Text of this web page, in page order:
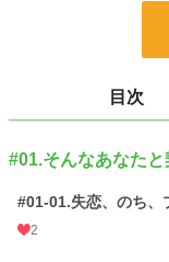
前戯のみ（多いです）の
■『なかがき』『あとがき
ス』で全く同じ内容を投稿
■2019.07.28～08.31まで
■#EX-08.～10.犯罪行為の
と。
拍手コメントに対する返
て、『アルファポリス』
目次
#01.そんなあなた
#01-01.失恋、のち、
2